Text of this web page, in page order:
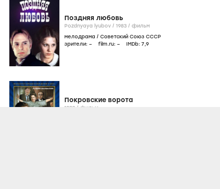
Поздняя любовь
Pozdnyaya lyubov / 1983 / фильм
мелодрама / Советский Союз СССР
зрители: – film.ru: – IMDb: 7,9
Покровские ворота
1982 / фильм